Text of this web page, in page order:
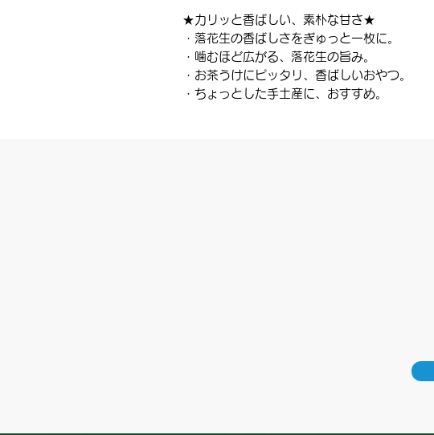
★カリッと香ばしい、素朴な甘さ★
・落花生の香ばしさをぎゅっと一枚に。
・噛むほど広がる、落花生の旨み。
・お茶うけにピッタリ、香ばしいおやつ。
・ちょっとした手土産に、おすすめ。